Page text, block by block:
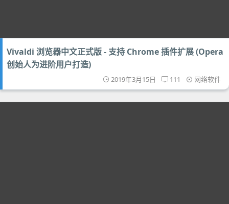
Vivaldi 浏览器中文正式版 - 支持 Chrome 插件扩展 (Opera
创始人为进阶用户打造)
2019年3月15日 111 网络软件